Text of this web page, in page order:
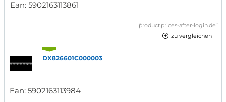
Ean: 5902163113861
`product.prices-after-login.de`
zu vergleichen
DX826601C000003
Ean: 5902163113984